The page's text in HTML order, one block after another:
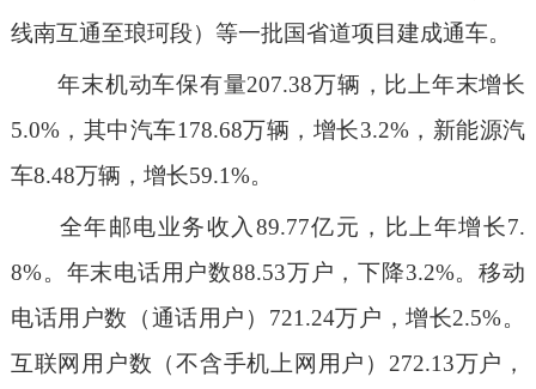
线南互通至琅珂段）等一批国省道项目建成通车。
年末机动车保有量207.38万辆，比上年末增长
5.0%，其中汽车178.68万辆，增长3.2%，新能源汽
车8.48万辆，增长59.1%。
全年邮电业务收入89.77亿元，比上年增长7.
8%。年末电话用户数88.53万户，下降3.2%。移动
电话用户数（通话用户）721.24万户，增长2.5%。
互联网用户数（不含手机上网用户）272.13万户，